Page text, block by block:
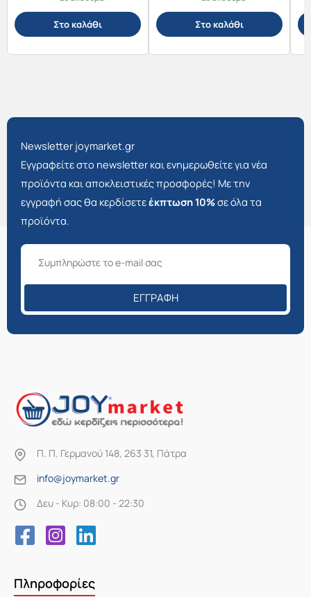
Στο καλάθι Στο καλάθι
Newsletter joymarket.gr
Εγγραφείτε στο newsletter και ενημερωθείτε για νέα
προϊόντα και αποκλειστικές προσφορές! Με την
εγγραφή σας θα κερδίσετεέκπτωση 10%σε όλα τα
προϊόντα.
ΕΓΓΡΑΦΉ
Π. Π. Γερμανού 148, 263 31, Πάτρα
info@joymarket.gr
Δευ - Κυρ: 08:00 - 22:30
Πληροφορίες